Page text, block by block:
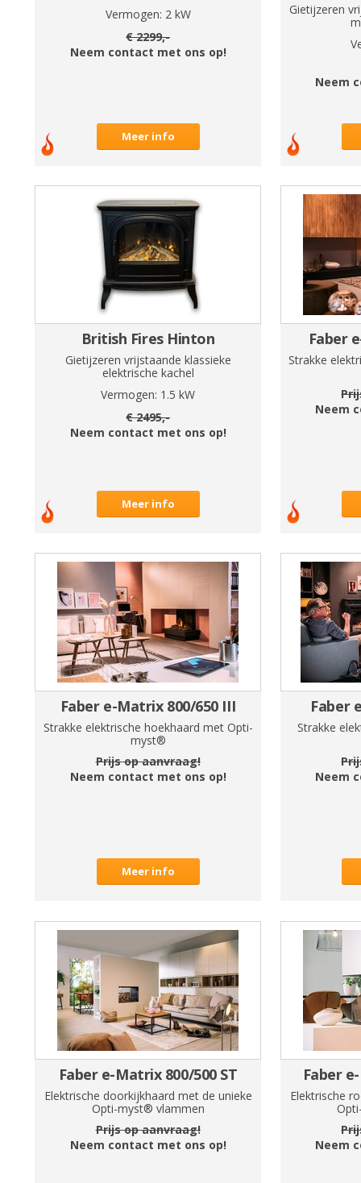
Vermogen: 2 kW
€2299,-
Neem contact met ons op!
Meer info
Gietijzeren
Neem
British Fires Hinton
Gietijzeren vrijstaande klassieke
elektrische kachel
Vermogen: 1.5 kW
€2495,-
Neem contact met ons op!
Meer info
Faber
Strakke
Neem
Faber e-Matrix 800/650 III
Strakke elektrische hoekhaard met Opti-
myst®
Prijs op aanvraag!
Neem contact met ons op!
Meer info
Faber
Strakke
Neem
Faber e-Matrix 800/500 ST
Elektrische doorkijkhaard met de unieke
Opti-myst® vlammen
Prijs op aanvraag!
Neem contact met ons op!
Faber
Elektrische
Neem